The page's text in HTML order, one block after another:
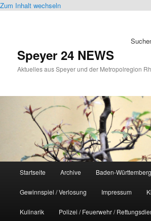
Zum Inhalt wechseln
Speyer 24 NEWS
Aktuelles aus Speyer und der Metropolregion
Startseite Archive Baden-Württemberg
Gewinnspiel / Verlosung Impressum
Kulinarik Polizei / Feuerwehr /